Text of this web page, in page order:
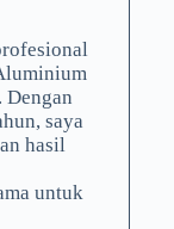
Dengan
saya
hasil
untuk